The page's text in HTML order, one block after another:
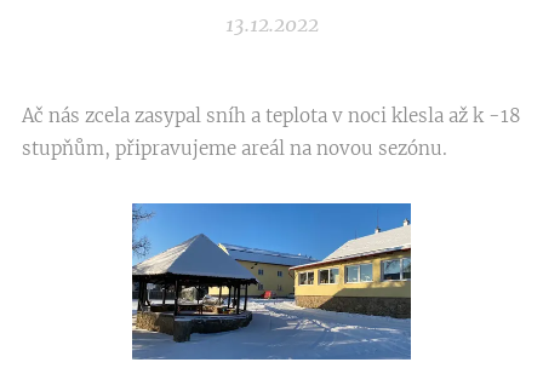
13.12.2022
Ač nás zcela zasypal sníh a teplota v noci klesla až k -18
stupňům, připravujeme areál na novou sezónu.